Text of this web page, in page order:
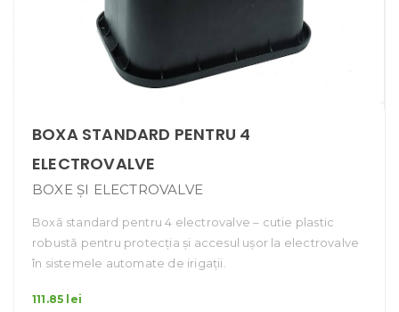
BOXA STANDARD PENTRU 4
ELECTROVALVE
BOXE ȘI ELECTROVALVE
Boxă standard pentru 4 electrovalve – cutie plastic
robustă pentru protecția și accesul ușor la electrovalve
în sistemele automate de irigații.
111.85 lei